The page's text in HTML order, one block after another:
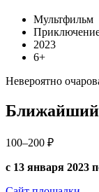
Мультфильм
2023
6+
Невероятно
Ближайший
100–200 ₽
с 13 января 2023